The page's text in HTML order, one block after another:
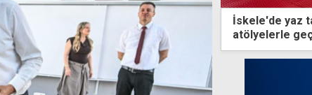
İskele'de yaz
atölyelerle